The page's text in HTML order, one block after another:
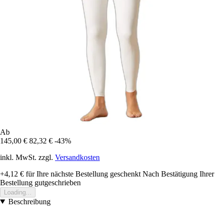
Ab
145,00 € 82,32 € -43%
inkl. MwSt. zzgl. Versandkosten
+4,12 € für Ihre nächste Bestellung geschenkt Nach Bestätigung Ihrer
Bestellung gutgeschrieben
Loading...
Beschreibung